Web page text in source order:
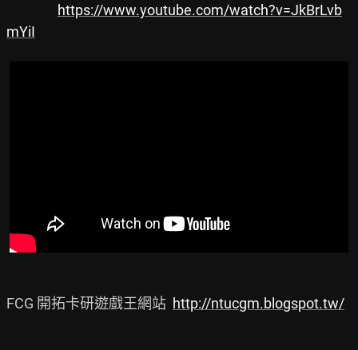
https://www.youtube.com/watch?v=JkBrLvb
mYiI
FCG 開拓卡研遊戲王網站 http://ntucgm.blogspot.tw/